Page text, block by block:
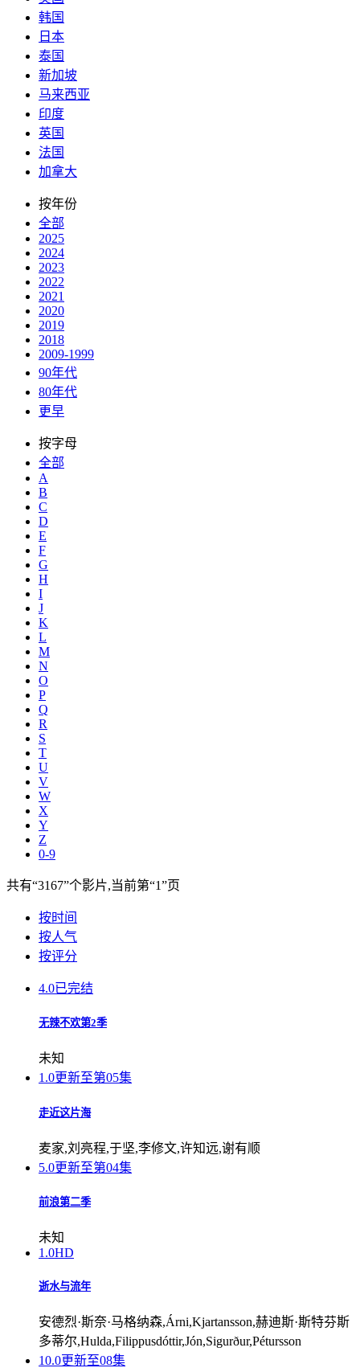
韩国
日本
泰国
新加坡
马来西亚
印度
英国
法国
加拿大
按年份
全部
2025
2024
2023
2022
2021
2020
2019
2018
2009-1999
90年代
80年代
更早
按字母
全部
A
B
C
D
E
F
G
H
I
J
K
L
M
N
O
P
Q
R
S
T
U
V
W
X
Y
Z
0-9
共有“3167”个影片,当前第“1”页
按时间
按人气
按评分
4.0已完结
无辣不欢第2季
未知
1.0更新至第05集
走近这片海
麦家,刘亮程,于坚,李修文,许知远,谢有顺
5.0更新至第04集
前浪第二季
未知
1.0HD
逝水与流年
安德烈·斯奈·马格纳森,Árni,Kjartansson,赫迪斯·斯特芬斯
多蒂尔,Hulda,Filippusdóttir,Jón,Sigurður,Pétursson
10.0更新至08集